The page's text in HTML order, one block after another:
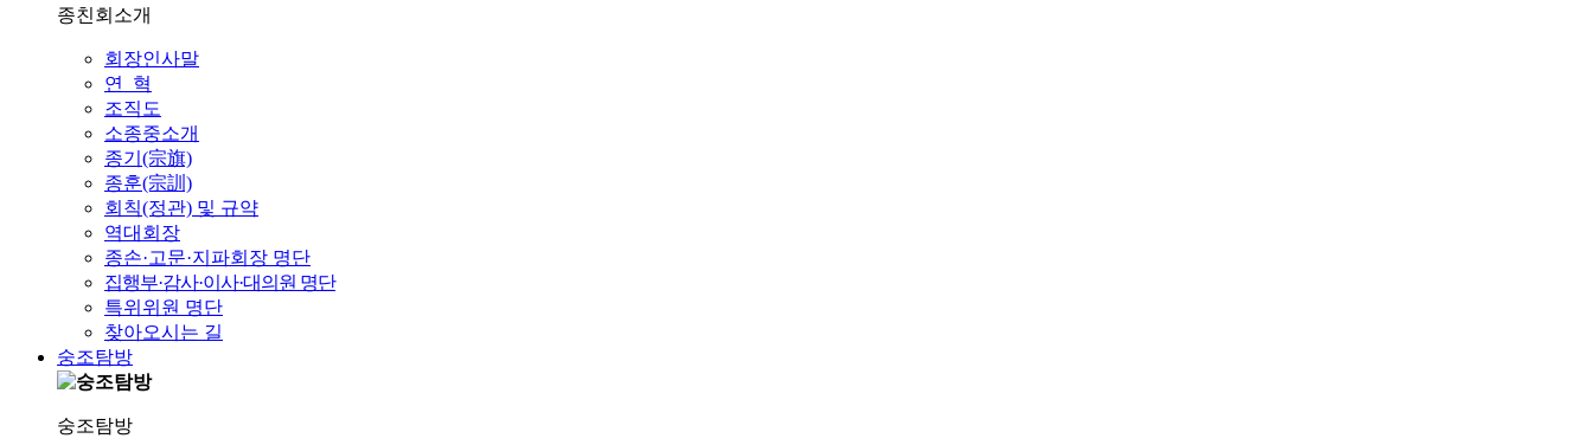
종친회소개
회장인사말
연 혁
조직도
소종중소개
종기(宗旗)
종훈(宗訓)
회칙(정관) 및 규약
역대회장
종손·고문·지파회장 명단
집행부·감사·이사·대의원 명단
특위위원 명단
찾아오시는 길
숭조탐방
숭조탐방